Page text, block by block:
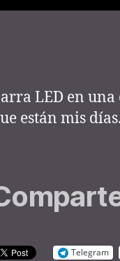
LED en
están mis días.
Telegram